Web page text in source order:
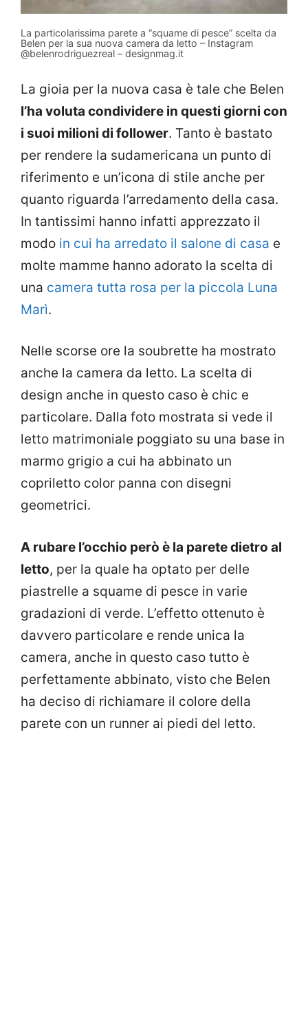
La particolarissima parete a “squame di pesce” scelta da
Belen per la sua nuova camera da letto – Instagram
@belenrodriguezreal – designmag.it
La gioia per la nuova casa è tale che Belen
l’ha voluta condividere in questi giorni con
i suoi milioni di follower. Tanto è bastato
per rendere la sudamericana un punto di
riferimento e un’icona di stile anche per
quanto riguarda l’arredamento della casa.
In tantissimi hanno infatti apprezzato il
modo in cui ha arredato il salone di casa e
molte mamme hanno adorato la scelta di
una camera tutta rosa per la piccola Luna
Marì.
Nelle scorse ore la soubrette ha mostrato
anche la camera da letto. La scelta di
design anche in questo caso è chic e
particolare. Dalla foto mostrata si vede il
letto matrimoniale poggiato su una base in
marmo grigio a cui ha abbinato un
copriletto color panna con disegni
geometrici.
A rubare l’occhio però è la parete dietro al
letto, per la quale ha optato per delle
piastrelle a squame di pesce in varie
gradazioni di verde. L’effetto ottenuto è
davvero particolare e rende unica la
camera, anche in questo caso tutto è
perfettamente abbinato, visto che Belen
ha deciso di richiamare il colore della
parete con un runner ai piedi del letto.